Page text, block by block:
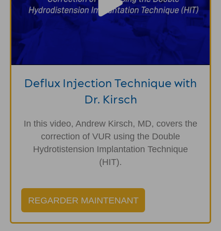
Deflux Injection Technique with
Dr. Kirsch
In this video, Andrew Kirsch, MD, covers the
correction of VUR using the Double
Hydrotistension Implantation Technique
(HIT).
REGARDER MAINTENANT